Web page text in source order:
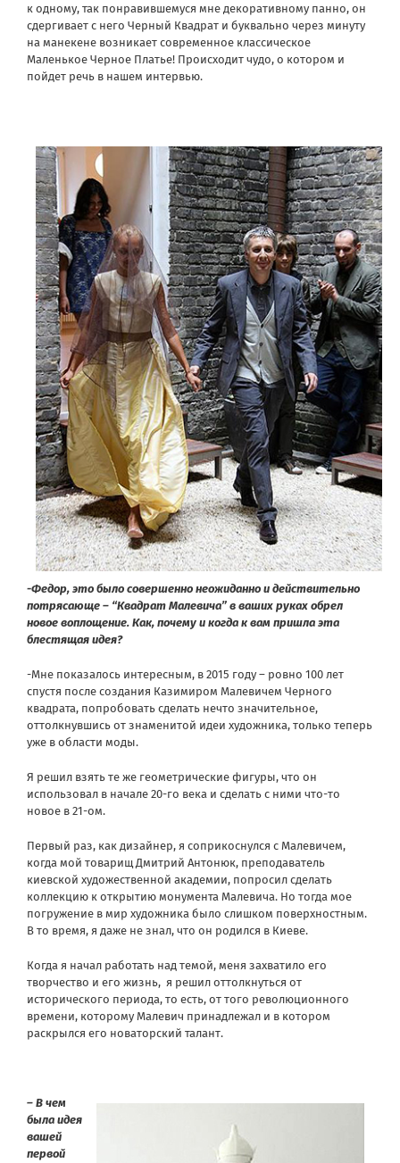
к одному, так понравившемуся мне декоративному панно, он
сдергивает с него Черный Квадрат и буквально через минуту
на манекене возникает современное классическое
Маленькое Черное Платье! Происходит чудо, о котором и
пойдет речь в нашем интервью.
-Федор, это было совершенно неожиданно и действительно
потрясающе – “Квадрат Малевича” в ваших руках обрел
новое воплощение. Как, почему и когда к вам пришла эта
блестящая идея?
-Мне показалось интересным, в 2015 году – ровно 100 лет
спустя после создания Казимиром Малевичем Черного
квадрата, попробовать сделать нечто значительное,
оттолкнувшись от знаменитой идеи художника, только теперь
уже в области моды.
Я решил взять те же геометрические фигуры, что он
использовал в начале 20-го века и сделать с ними что-то
новое в 21-ом.
Первый раз, как дизайнер, я соприкоснулся с Малевичем,
когда мой товарищ Дмитрий Антонюк, преподаватель
киевской художественной академии, попросил сделать
коллекцию к открытию монумента Малевича. Но тогда мое
погружение в мир художника было слишком поверхностным.
В то время, я даже не знал, что он родился в Киеве.
Когда я начал работать над темой, меня захватило его
творчество и его жизнь, я решил оттолкнуться от
исторического периода, то есть, от того революционного
времени, которому Малевич принадлежал и в котором
раскрылся его новаторский талант.
– В чем
была идея
вашей
первой